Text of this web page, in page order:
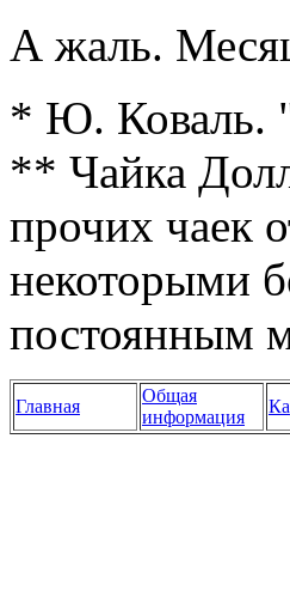
А жаль.
* Ю. Коваль.
** Чайка
прочих чаек
некоторыми
постоянным
Главная
Общая
информация